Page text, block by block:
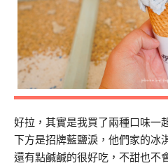
好拉，其實是我買了兩種口味一
下方是招牌藍鹽淚，他們家的冰
還有點鹹鹹的很好吃，不甜也不